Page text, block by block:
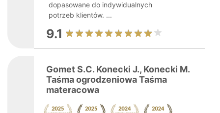
dopasowane do indywidualnych
potrzeb klientów. ...
9.1
Gomet S.C. Konecki J., Konecki M.
Taśma ogrodzeniowa Taśma
materacowa